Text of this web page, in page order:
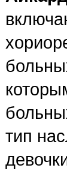
тип